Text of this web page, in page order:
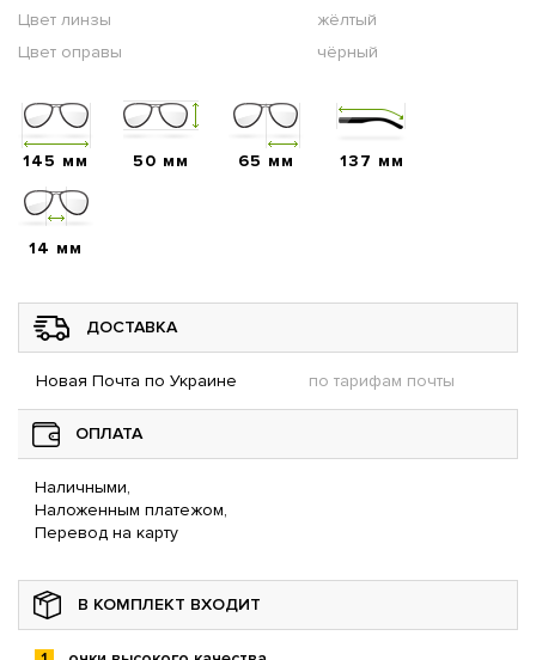
Цвет линзы
жёлтый
Цвет оправы
чёрный
145 мм 50 мм 65 мм 137 мм
14 мм
ДОСТАВКА
Новая Почта по Украине по тарифам почты
ОПЛАТА
Наличными,
Наложенным платежом,
Перевод на карту
В КОМПЛЕКТ ВХОДИТ